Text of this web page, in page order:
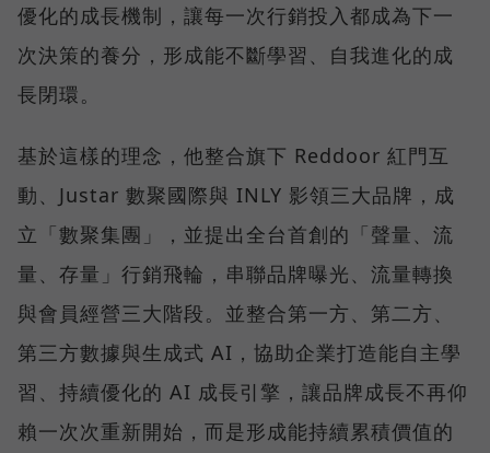
優化的成長機制，讓每一次行銷投入都成為下一
次決策的養分，形成能不斷學習、自我進化的成
長閉環。
基於這樣的理念，他整合旗下 Reddoor 紅門互
動、Justar 數聚國際與 INLY 影領三大品牌，成
立「數聚集團」，並提出全台首創的「聲量、流
量、存量」行銷飛輪，串聯品牌曝光、流量轉換
與會員經營三大階段。並整合第一方、第二方、
第三方數據與生成式 AI，協助企業打造能自主學
習、持續優化的 AI 成長引擎，讓品牌成長不再仰
賴一次次重新開始，而是形成能持續累積價值的